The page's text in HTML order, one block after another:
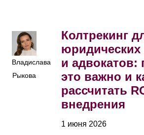
Владислава
Рыкова
Колтрекинг
и адвокатов:
это важно и
рассчитать
внедрения
1 июня 2026